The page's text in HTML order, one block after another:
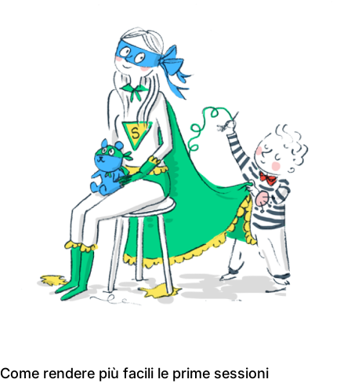
Come rendere più facili le prime sessioni